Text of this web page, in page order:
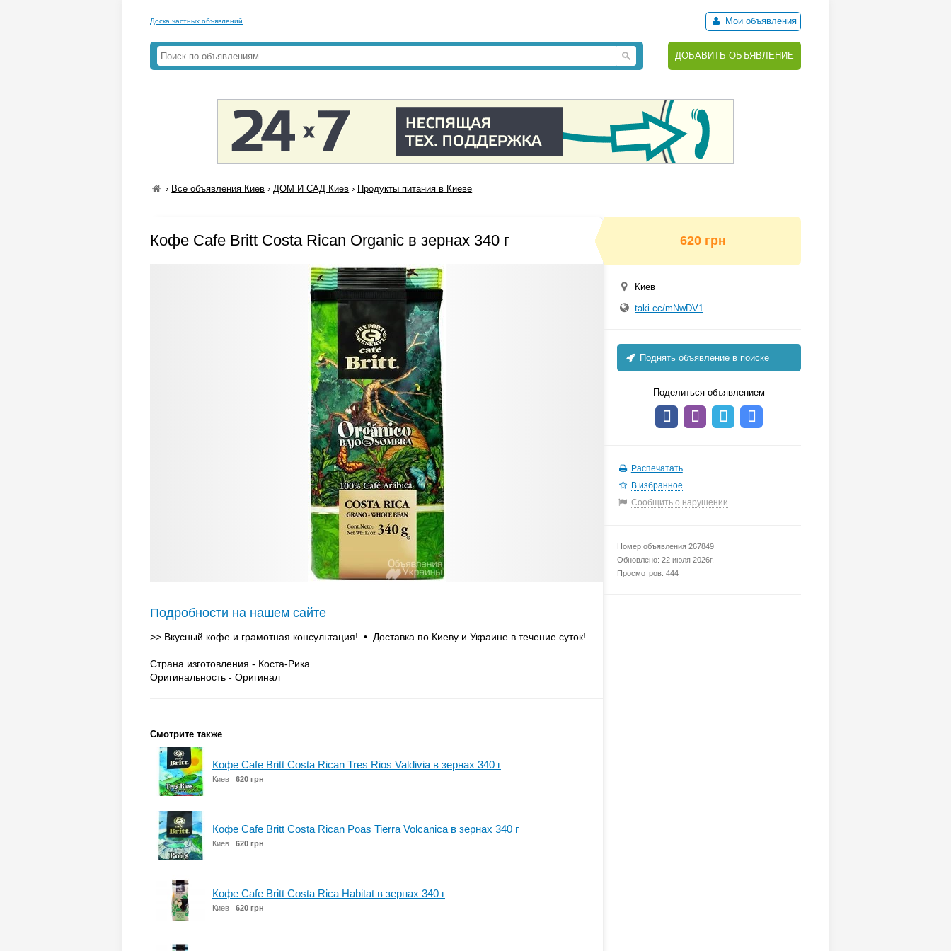
Доска частных объявлений Мои объявления
ДОБАВИТЬ ОБЪЯВЛЕНИЕ
› Все объявления Киев ›ДОМ И САД Киев › Продукты питания в Киеве
Кофе Cafe Britt Costa Rican Organic в зернах 340 г
Подробности на нашем сайте
>> Вкусный кофе и грамотная консультация! • Доставка по Киеву и Украине в течение суток!
Страна изготовления - Коста-Рика
Оригинальность - Оригинал
Смотрите также
Кофе Cafe Britt Costa Rican Tres Rios Valdivia в зернах 340 г
Киев 620 грн
Кофе Cafe Britt Costa Rican Poas Tierra Volcanica в зернах 340 г
Киев 620 грн
Кофе Cafe Britt Costa Rica Habitat в зернах 340 г
Киев 620 грн
620 грн
Киев
taki.cc/mNwDV1
Поднять объявление в поиске
Поделиться объявлением
Распечатать
В избранное
Сообщить о нарушении
Номер объявления 267849
Обновлено: 22 июля 2026г.
Просмотров: 444